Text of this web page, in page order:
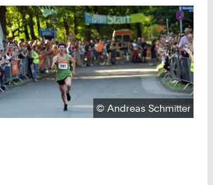
Urheberrecht:
©Andreas Schmitter